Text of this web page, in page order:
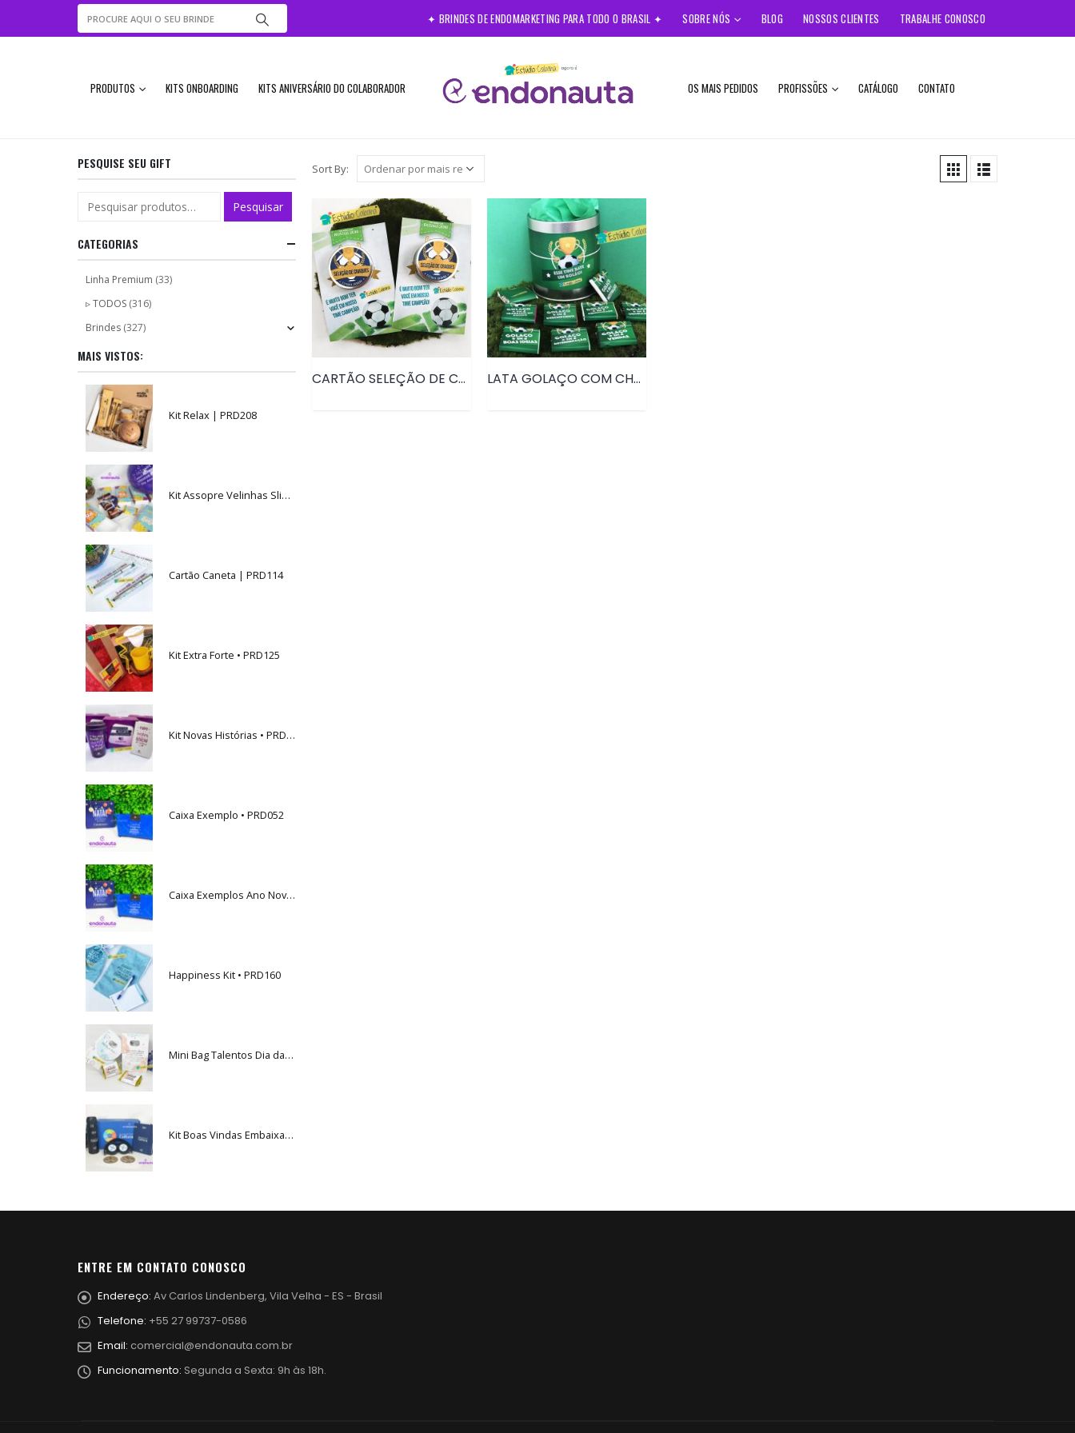
✦ BRINDES DE ENDOMARKETING PARA TODO O BRASIL ✦ SOBRE NÓS BLOG NOSSOS CLIENTES TRABALHE CONOSCO
PRODUTOS KITS ONBOARDING KITS ANIVERSÁRIO DO COLABORADOR OS MAIS PEDIDOS PROFISSÕES CATÁLOGO CONTATO
Sort By:
CARTÃO SELEÇÃO DE CRAQUES • PRD151 LATA GOLAÇO COM CHOCOLATES • PRD153
PESQUISE SEU GIFT
Pesquisar
CATEGORIAS
Linha Premium (33)
▹ TODOS (316)
Brindes (327)
MAIS VISTOS:
Kit Relax | PRD208
Kit Assopre Velinhas Slin • PRD021
Cartão Caneta | PRD114
Kit Extra Forte • PRD125
Kit Novas Histórias • PRD059
Caixa Exemplo • PRD052
Caixa Exemplos Ano Novo • PRD052
Happiness Kit • PRD160
Mini Bag Talentos Dia da Mulher • PRD116
Kit Boas Vindas Embaixador da Cultura • PRD200
ENTRE EM CONTATO CONOSCO
Endereço: Av Carlos Lindenberg, Vila Velha - ES - Brasil
Telefone: +55 27 99737-0586
Email: comercial@endonauta.com.br
Funcionamento: Segunda a Sexta: 9h às 18h.